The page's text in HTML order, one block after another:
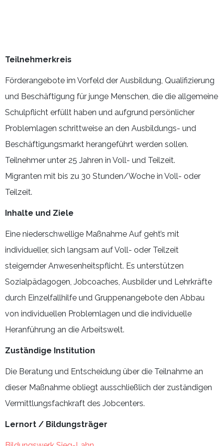
Teilnehmerkreis
Förderangebote im Vorfeld der Ausbildung, Qualifizierung
und Beschäftigung für junge Menschen, die die allgemeine
Schulpflicht erfüllt haben und aufgrund persönlicher
Problemlagen schrittweise an den Ausbildungs- und
Beschäftigungsmarkt herangeführt werden sollen.
Teilnehmer unter 25 Jahren in Voll- und Teilzeit.
Migranten mit bis zu 30 Stunden/Woche in Voll- oder
Teilzeit.
Inhalte und Ziele
Eine niederschwellige Maßnahme Auf geht’s mit
individueller, sich langsam auf Voll- oder Teilzeit
steigernder Anwesenheitspflicht. Es unterstützen
Sozialpädagogen, Jobcoaches, Ausbilder und Lehrkräfte
durch Einzelfallhilfe und Gruppenangebote den Abbau
von individuellen Problemlagen und die individuelle
Heranführung an die Arbeitswelt.
Zuständige Institution
Die Beratung und Entscheidung über die Teilnahme an
dieser Maßnahme obliegt ausschließlich der zuständigen
Vermittlungsfachkraft des Jobcenters.
Lernort / Bildungsträger